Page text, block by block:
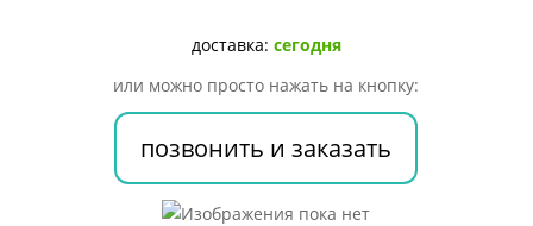
доставка: сегодня
или можно просто нажать на кнопку:
позвонить и заказать